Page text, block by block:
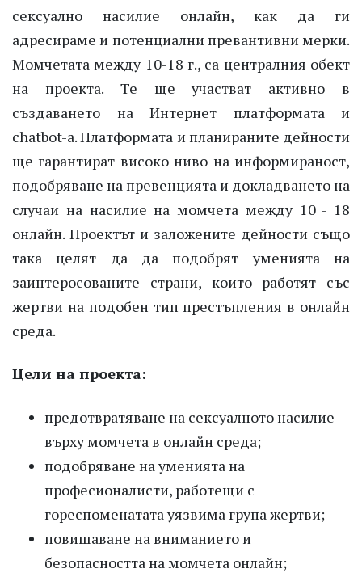
сексуално насилие онлайн, как да ги
адресираме и потенциални превантивни мерки.
Момчетата между 10-18 г., са централния обект
на проекта. Те ще участват активно в
създаването на Интернет платформата и
chatbot-а. Платформата и планираните дейности
ще гарантират високо ниво на информираност,
подобряване на превенцията и докладването на
случаи на насилие на момчета между 10 - 18
онлайн. Проектът и заложените дейности също
така целят да да подобрят уменията на
заинтеросованите страни, които работят със
жертви на подобен тип престъпления в онлайн
среда.
Цели на проекта:
предотвратяване на сексуалното насилие
върху момчета в онлайн среда;
подобряване на уменията на
професионалисти, работещи с
гореспоменатата уязвима група жертви;
повишаване на вниманието и
безопасността на момчета онлайн;